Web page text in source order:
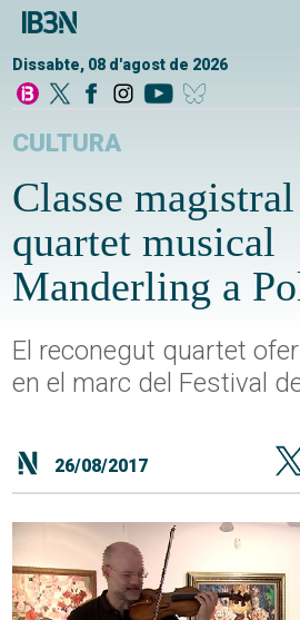
Dissabte, 08 d'agost de 2026
CULTURA
Classe
quartet musical
Manderling a
El reconegut quartet
en el marc del Festival
26/08/2017